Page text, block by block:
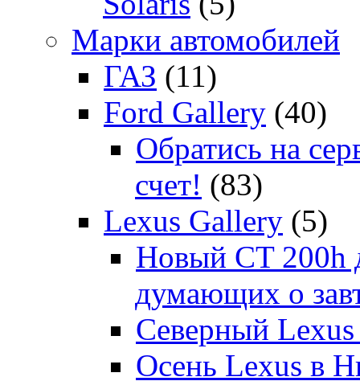
Марки автомобилей
ГАЗ (11)
Ford Gallery (40)
Обратись на
счет! (83)
Lexus Gallery (5)
Новый CT 200h
думающих о
Северный Lexus
Осень Lexus в